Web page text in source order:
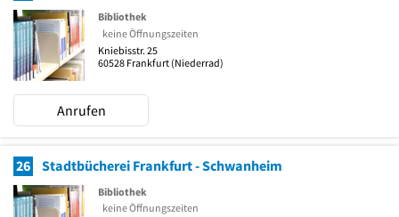
Bibliothek
keine Öffnungszeiten
Kniebisstr. 25
60528 Frankfurt (Niederrad)
Anrufen
26 Stadtbücherei Frankfurt - Schwanheim
Bibliothek
keine Öffnungszeiten